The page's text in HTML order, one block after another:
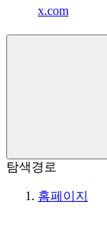
x.com
탐색경로
홈페이지